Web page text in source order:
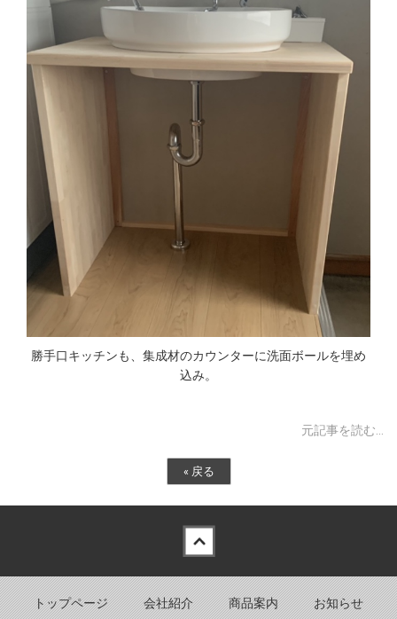
勝手口キッチンも、集成材のカウンターに洗面ボールを埋め
込み。
元記事を読む...
« 戻る
トップページ 会社紹介 商品案内 お知らせ
Back to top